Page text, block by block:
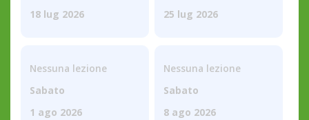
18 lug 2026
25 lug 2026
Nessuna lezione
Sabato
1 ago 2026
Nessuna lezione
Sabato
8 ago 2026